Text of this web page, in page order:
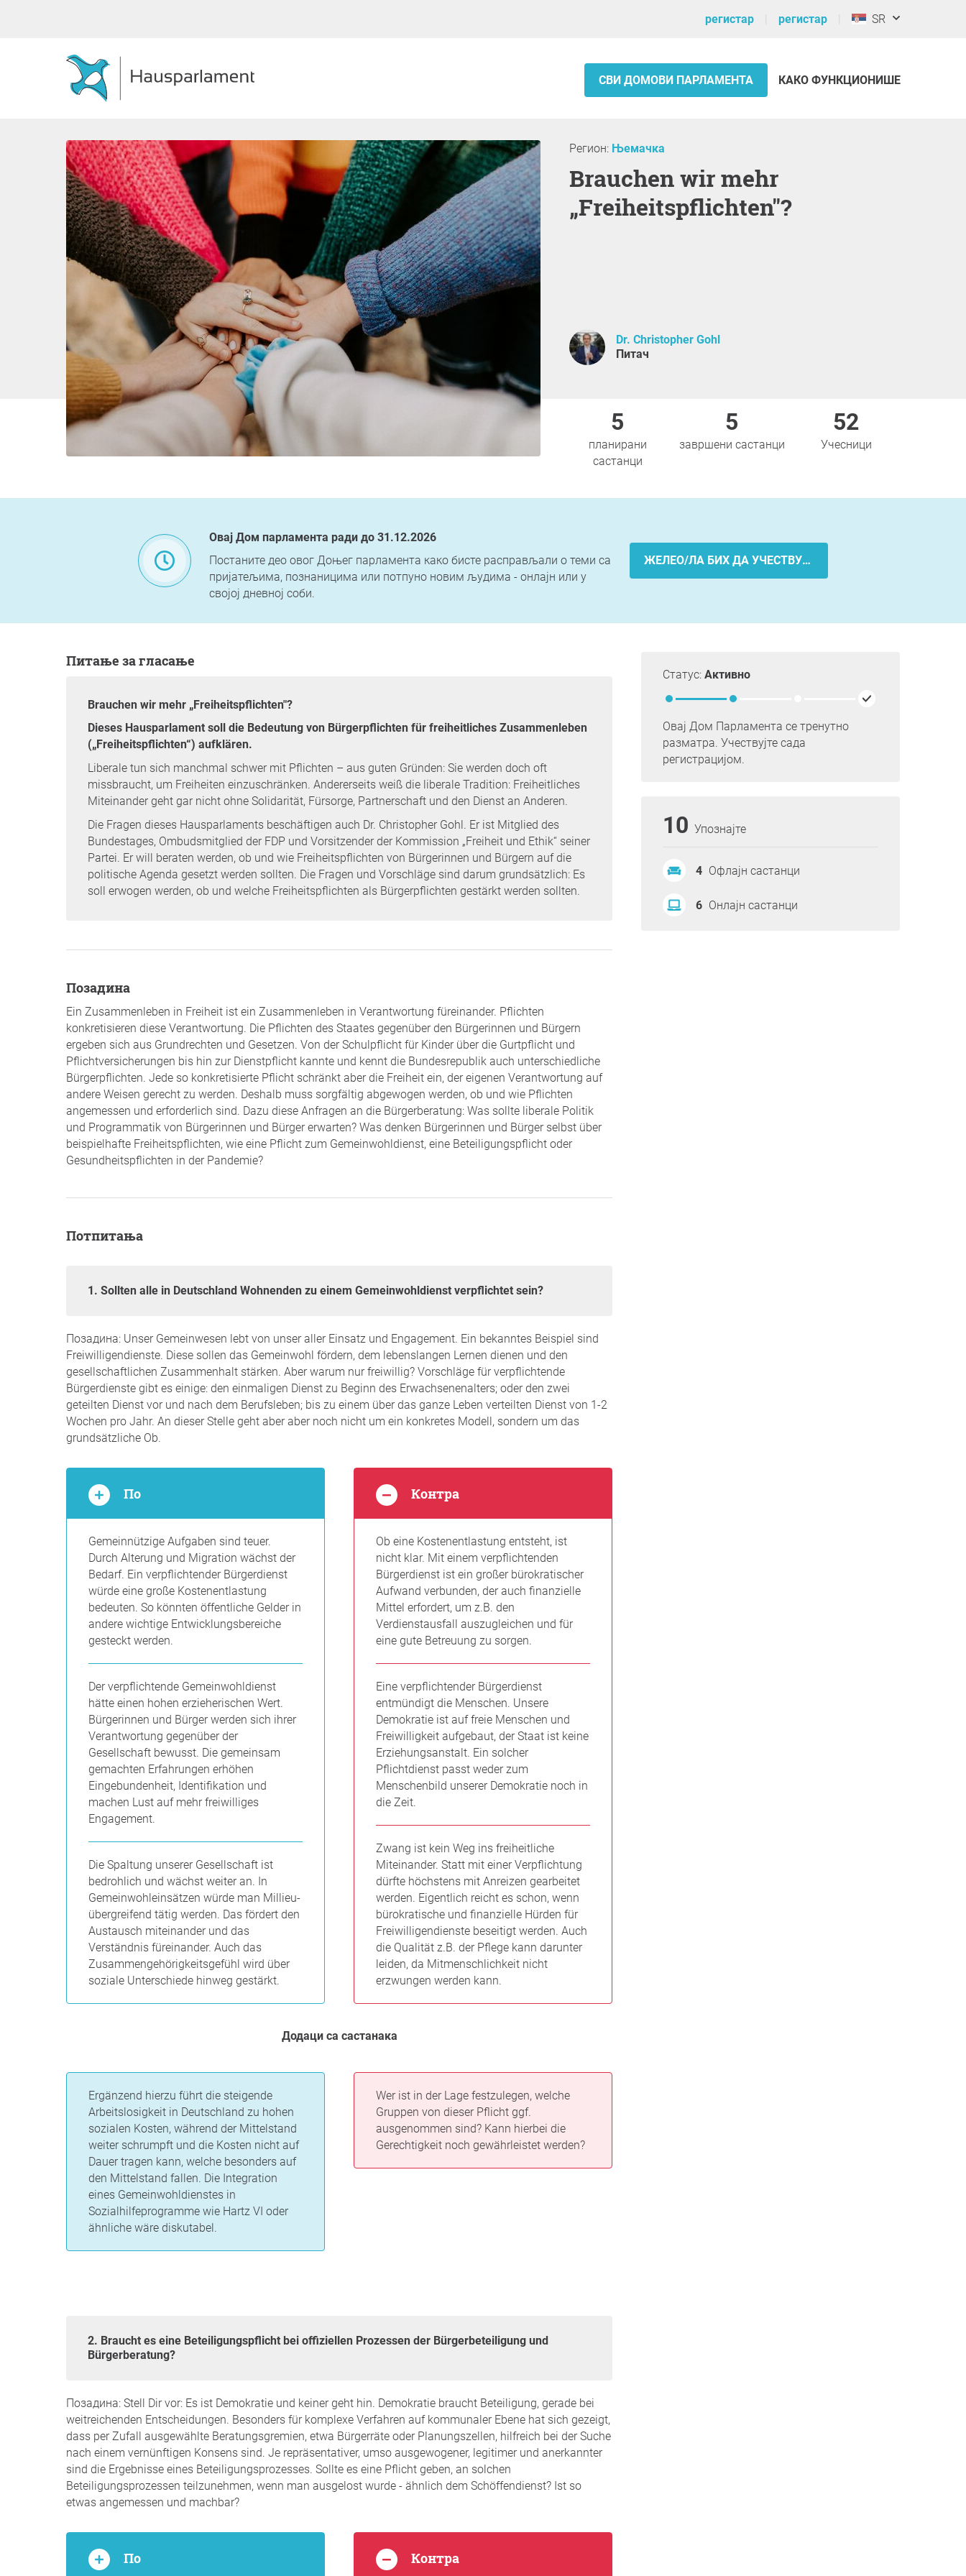
регистар регистар SR
СВИ ДОМОВИ ПАРЛАМЕНТА КАКО ФУНКЦИОНИШЕ
Регион: Њемачка
Brauchen wir mehr
„Freiheitspflichten"?
Dr. Christopher Gohl
Питач
5
планирани
састанци
5
завршени састанци
52
Учесници
Овај Дом парламента ради до 31.12.2026
Постаните део овог Доњег парламента како бисте расправљали о теми са
пријатељима, познаницима или потпуно новим људима - онлајн или у
својој дневној соби.
ЖЕЛЕО/ЛА БИХ ДА УЧЕСТВУЈЕМ
Питање за гласање
Brauchen wir mehr „Freiheitspflichten"?
Dieses Hausparlament soll die Bedeutung von Bürgerpflichten für freiheitliches Zusammenleben
(„Freiheitspflichten“) aufklären.
Liberale tun sich manchmal schwer mit Pflichten – aus guten Gründen: Sie werden doch oft
missbraucht, um Freiheiten einzuschränken. Andererseits weiß die liberale Tradition: Freiheitliches
Miteinander geht gar nicht ohne Solidarität, Fürsorge, Partnerschaft und den Dienst an Anderen.
Die Fragen dieses Hausparlaments beschäftigen auch Dr. Christopher Gohl. Er ist Mitglied des
Bundestages, Ombudsmitglied der FDP und Vorsitzender der Kommission „Freiheit und Ethik“ seiner
Partei. Er will beraten werden, ob und wie Freiheitspflichten von Bürgerinnen und Bürgern auf die
politische Agenda gesetzt werden sollten. Die Fragen und Vorschläge sind darum grundsätzlich: Es
soll erwogen werden, ob und welche Freiheitspflichten als Bürgerpflichten gestärkt werden sollten.
позадина
Ein Zusammenleben in Freiheit ist ein Zusammenleben in Verantwortung füreinander. Pflichten
konkretisieren diese Verantwortung. Die Pflichten des Staates gegenüber den Bürgerinnen und Bürgern
ergeben sich aus Grundrechten und Gesetzen. Von der Schulpflicht für Kinder über die Gurtpflicht und
Pflichtversicherungen bis hin zur Dienstpflicht kannte und kennt die Bundesrepublik auch unterschiedliche
Bürgerpflichten. Jede so konkretisierte Pflicht schränkt aber die Freiheit ein, der eigenen Verantwortung auf
andere Weisen gerecht zu werden. Deshalb muss sorgfältig abgewogen werden, ob und wie Pflichten
angemessen und erforderlich sind. Dazu diese Anfragen an die Bürgerberatung: Was sollte liberale Politik
und Programmatik von Bürgerinnen und Bürger erwarten? Was denken Bürgerinnen und Bürger selbst über
beispielhafte Freiheitspflichten, wie eine Pflicht zum Gemeinwohldienst, eine Beteiligungspflicht oder
Gesundheitspflichten in der Pandemie?
Потпитања
1. Sollten alle in Deutschland Wohnenden zu einem Gemeinwohldienst verpflichtet sein?
Позадина: Unser Gemeinwesen lebt von unser aller Einsatz und Engagement. Ein bekanntes Beispiel sind
Freiwilligendienste. Diese sollen das Gemeinwohl fördern, dem lebenslangen Lernen dienen und den
gesellschaftlichen Zusammenhalt stärken. Aber warum nur freiwillig? Vorschläge für verpflichtende
Bürgerdienste gibt es einige: den einmaligen Dienst zu Beginn des Erwachsenenalters; oder den zwei
geteilten Dienst vor und nach dem Berufsleben; bis zu einem über das ganze Leben verteilten Dienst von 1-2
Wochen pro Jahr. An dieser Stelle geht aber aber noch nicht um ein konkretes Modell, sondern um das
grundsätzliche Ob.
По
Gemeinnützige Aufgaben sind teuer.
Durch Alterung und Migration wächst der
Bedarf. Ein verpflichtender Bürgerdienst
würde eine große Kostenentlastung
bedeuten. So könnten öffentliche Gelder in
andere wichtige Entwicklungsbereiche
gesteckt werden.
Der verpflichtende Gemeinwohldienst
hätte einen hohen erzieherischen Wert.
Bürgerinnen und Bürger werden sich ihrer
Verantwortung gegenüber der
Gesellschaft bewusst. Die gemeinsam
gemachten Erfahrungen erhöhen
Eingebundenheit, Identifikation und
machen Lust auf mehr freiwilliges
Engagement.
Die Spaltung unserer Gesellschaft ist
bedrohlich und wächst weiter an. In
Gemeinwohleinsätzen würde man Millieu-
übergreifend tätig werden. Das fördert den
Austausch miteinander und das
Verständnis füreinander. Auch das
Zusammengehörigkeitsgefühl wird über
soziale Unterschiede hinweg gestärkt.
Контра
Ob eine Kostenentlastung entsteht, ist
nicht klar. Mit einem verpflichtenden
Bürgerdienst ist ein großer bürokratischer
Aufwand verbunden, der auch finanzielle
Mittel erfordert, um z.B. den
Verdienstausfall auszugleichen und für
eine gute Betreuung zu sorgen.
Eine verpflichtender Bürgerdienst
entmündigt die Menschen. Unsere
Demokratie ist auf freie Menschen und
Freiwilligkeit aufgebaut, der Staat ist keine
Erziehungsanstalt. Ein solcher
Pflichtdienst passt weder zum
Menschenbild unserer Demokratie noch in
die Zeit.
Zwang ist kein Weg ins freiheitliche
Miteinander. Statt mit einer Verpflichtung
dürfte höchstens mit Anreizen gearbeitet
werden. Eigentlich reicht es schon, wenn
bürokratische und finanzielle Hürden für
Freiwilligendienste beseitigt werden. Auch
die Qualität z.B. der Pflege kann darunter
leiden, da Mitmenschlichkeit nicht
erzwungen werden kann.
Додаци са састанака
Ergänzend hierzu führt die steigende
Arbeitslosigkeit in Deutschland zu hohen
sozialen Kosten, während der Mittelstand
weiter schrumpft und die Kosten nicht auf
Dauer tragen kann, welche besonders auf
den Mittelstand fallen. Die Integration
eines Gemeinwohldienstes in
Sozialhilfeprogramme wie Hartz VI oder
ähnliche wäre diskutabel.
Wer ist in der Lage festzulegen, welche
Gruppen von dieser Pflicht ggf.
ausgenommen sind? Kann hierbei die
Gerechtigkeit noch gewährleistet werden?
2. Braucht es eine Beteiligungspflicht bei offiziellen Prozessen der Bürgerbeteiligung und
Bürgerberatung?
Позадина: Stell Dir vor: Es ist Demokratie und keiner geht hin. Demokratie braucht Beteiligung, gerade bei
weitreichenden Entscheidungen. Besonders für komplexe Verfahren auf kommunaler Ebene hat sich gezeigt,
dass per Zufall ausgewählte Beratungsgremien, etwa Bürgerräte oder Planungszellen, hilfreich bei der Suche
nach einem vernünftigen Konsens sind. Je repräsentativer, umso ausgewogener, legitimer und anerkannter
sind die Ergebnisse eines Beteiligungsprozesses. Sollte es eine Pflicht geben, an solchen
Beteiligungsprozessen teilzunehmen, wenn man ausgelost wurde - ähnlich dem Schöffendienst? Ist so
etwas angemessen und machbar?
По Контра
Статус: Активно
Овај Дом Парламента се тренутно
разматра. Учествујте сада
регистрацијом.
10 Упознајте
4 Офлајн састанци
6 Онлајн састанци